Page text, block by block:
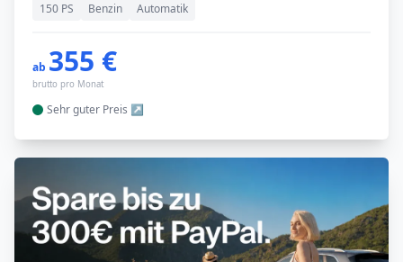
150 PS Benzin Automatik
ab 355 €
brutto pro Monat
Sehr guter Preis